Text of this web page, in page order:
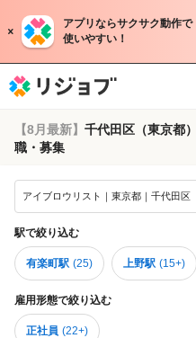
アプリならサクサク動作で
使いやすい！
【8月最新】 千代田区（東京都
職・募集
アイブロウリスト｜東京都｜千代田区
駅で絞り込む
有楽町駅 (25) 上野駅 (15+)
雇用形態で絞り込む
正社員 (22+)